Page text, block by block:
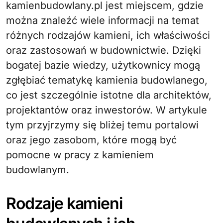
kamienbudowlany.pl jest miejscem, gdzie
można znaleźć wiele informacji na temat
różnych rodzajów kamieni, ich właściwości
oraz zastosowań w budownictwie. Dzięki
bogatej bazie wiedzy, użytkownicy mogą
zgłębiać tematykę kamienia budowlanego,
co jest szczególnie istotne dla architektów,
projektantów oraz inwestorów. W artykule
tym przyjrzymy się bliżej temu portalowi
oraz jego zasobom, które mogą być
pomocne w pracy z kamieniem
budowlanym.
Rodzaje kamieni